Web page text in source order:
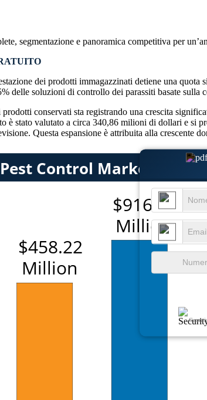
segmentazione e panoramica competitiva per
dei prodotti immagazzinati detiene una
delle soluzioni di controllo dei parassiti basate
conservati sta registrando una crescita
è stato valutato a circa 340,86 milioni di dollari e si
Questa espansione è attribuita alla crescente